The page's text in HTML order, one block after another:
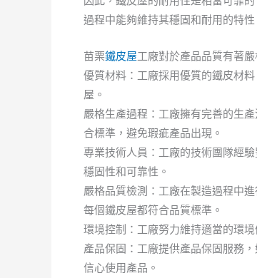
過程中能夠維持其穩固和耐用的特性
苗栗鐵皮屋工廠對於產品品質有著
優質材料：工廠採用優質的鐵皮材
屋。
嚴格生產過程：工廠擁有完善的生
合標準，避免瑕疵產品出現。
專業技術人員：工廠的技術團隊經
穩固性和可靠性。
嚴格品質檢測：工廠在製造過程中
每個鐵皮屋都符合品質標準。
環境控制：工廠努力維持適當的環
產品保固：工廠提供產品保固服務
信心使用產品。